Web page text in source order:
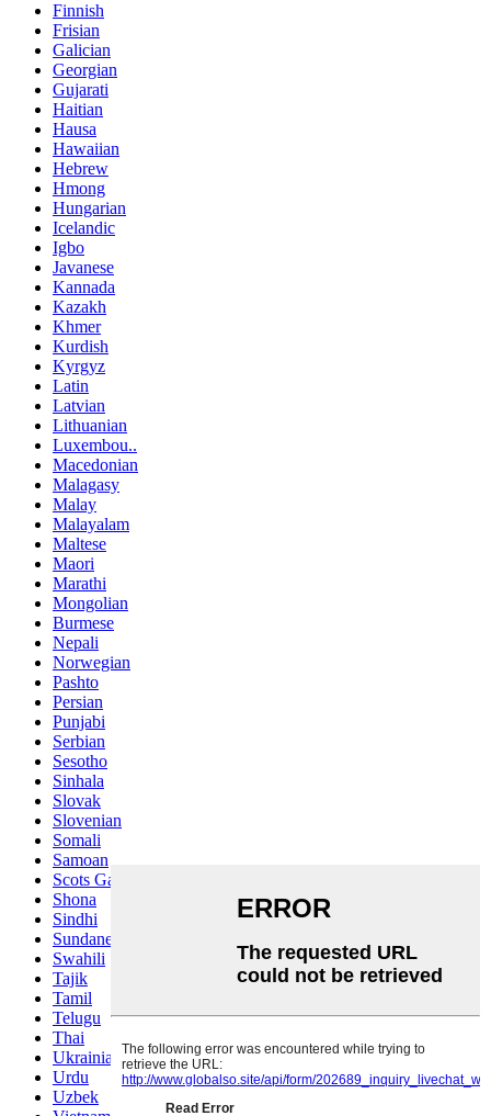
Finnish
Frisian
Galician
Georgian
Gujarati
Haitian
Hausa
Hawaiian
Hebrew
Hmong
Hungarian
Icelandic
Igbo
Javanese
Kannada
Kazakh
Khmer
Kurdish
Kyrgyz
Latin
Latvian
Lithuanian
Luxembou..
Macedonian
Malagasy
Malay
Malayalam
Maltese
Maori
Marathi
Mongolian
Burmese
Nepali
Norwegian
Pashto
Persian
Punjabi
Serbian
Sesotho
Sinhala
Slovak
Slovenian
Somali
Samoan
Scots Gaelic
Shona
Sindhi
Sundanese
Swahili
Tajik
Tamil
Telugu
Thai
Ukrainian
Urdu
Uzbek